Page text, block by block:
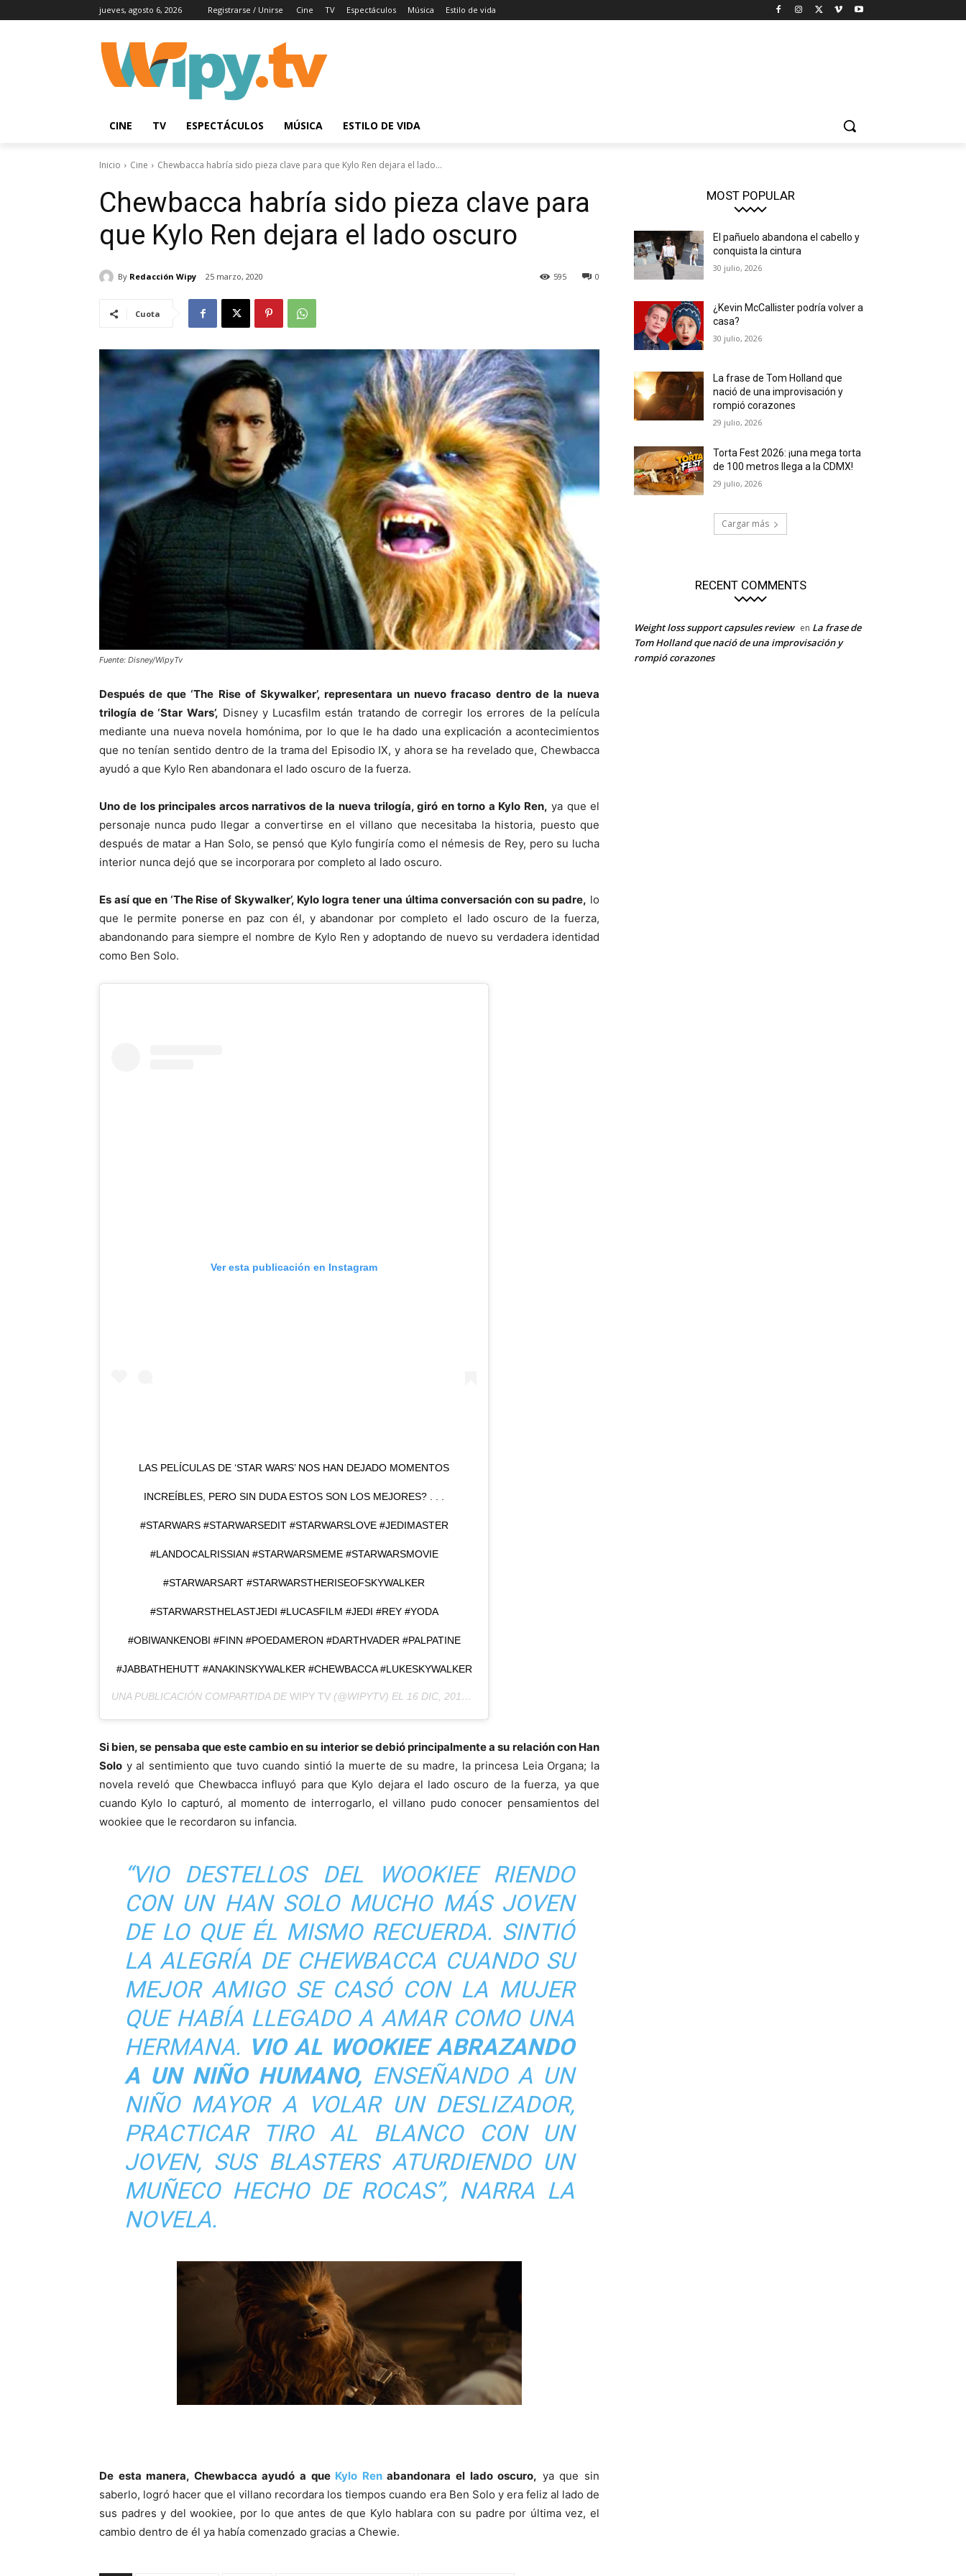
jueves, agosto 6, 2026 Registrarse / Unirse Cine TV Espectáculos Música Estilo de vida
CINE TV ESPECTÁCULOS MÚSICA ESTILO DE VIDA
Inicio Cine Chewbacca habría sido pieza clave para que Kylo Ren dejara el lado...
Chewbacca habría sido pieza clave para
que Kylo Ren dejara el lado oscuro
By Redacción Wipy 25 marzo, 2020 0
595
Cuota
Fuente: Disney/WipyTv
Después de que ‘The Rise of Skywalker’, representara un nuevo fracaso dentro de la nueva
trilogía de ‘Star Wars’, Disney y Lucasfilm están tratando de corregir los errores de la película
mediante una nueva novela homónima, por lo que le ha dado una explicación a acontecimientos
que no tenían sentido dentro de la trama del Episodio IX, y ahora se ha revelado que, Chewbacca
ayudó a que Kylo Ren abandonara el lado oscuro de la fuerza.
Uno de los principales arcos narrativos de la nueva trilogía, giró en torno a Kylo Ren, ya que el
personaje nunca pudo llegar a convertirse en el villano que necesitaba la historia, puesto que
después de matar a Han Solo, se pensó que Kylo fungiría como el némesis de Rey, pero su lucha
interior nunca dejó que se incorporara por completo al lado oscuro.
Es así que en ‘The Rise of Skywalker’, Kylo logra tener una última conversación con su padre, lo
que le permite ponerse en paz con él, y abandonar por completo el lado oscuro de la fuerza,
abandonando para siempre el nombre de Kylo Ren y adoptando de nuevo su verdadera identidad
como Ben Solo.
Ver esta publicación en Instagram
LAS PELÍCULAS DE ‘STAR WARS’ NOS HAN DEJADO MOMENTOS
INCREÍBLES, PERO SIN DUDA ESTOS SON LOS MEJORES? . . .
#STARWARS #STARWARSEDIT #STARWARSLOVE #JEDIMASTER
#LANDOCALRISSIAN #STARWARSMEME #STARWARSMOVIE
#STARWARSART #STARWARSTHERISEOFSKYWALKER
#STARWARSTHELASTJEDI #LUCASFILM #JEDI #REY #YODA
#OBIWANKENOBI #FINN #POEDAMERON #DARTHVADER #PALPATINE
#JABBATHEHUTT #ANAKINSKYWALKER #CHEWBACCA #LUKESKYWALKER
UNA PUBLICACIÓN COMPARTIDA DE WIPY TV (@WIPYTV) EL 16 DIC, 2019 A LAS 8:15 PST
Si bien, se pensaba que este cambio en su interior se debió principalmente a su relación con Han
Solo y al sentimiento que tuvo cuando sintió la muerte de su madre, la princesa Leia Organa; la
novela reveló que Chewbacca influyó para que Kylo dejara el lado oscuro de la fuerza, ya que
cuando Kylo lo capturó, al momento de interrogarlo, el villano pudo conocer pensamientos del
wookiee que le recordaron su infancia.
“VIO DESTELLOS DEL WOOKIEE RIENDO
CON UN HAN SOLO MUCHO MÁS JOVEN
DE LO QUE ÉL MISMO RECUERDA. SINTIÓ
LA ALEGRÍA DE CHEWBACCA CUANDO SU
MEJOR AMIGO SE CASÓ CON LA MUJER
QUE HABÍA LLEGADO A AMAR COMO UNA
HERMANA. VIO AL WOOKIEE ABRAZANDO
A UN NIÑO HUMANO, ENSEÑANDO A UN
NIÑO MAYOR A VOLAR UN DESLIZADOR,
PRACTICAR TIRO AL BLANCO CON UN
JOVEN, SUS BLASTERS ATURDIENDO UN
MUÑECO HECHO DE ROCAS”, NARRA LA
NOVELA.
De esta manera, Chewbacca ayudó a que Kylo Renabandonara el lado oscuro, ya que sin
saberlo, logró hacer que el villano recordara los tiempos cuando era Ben Solo y era feliz al lado de
sus padres y del wookiee, por lo que antes de que Kylo hablara con su padre por última vez, el
cambio dentro de él ya había comenzado gracias a Chewie.
MOST POPULAR
El pañuelo abandona el cabello y
conquista la cintura
30 julio, 2026
¿Kevin McCallister podría volver a
casa?
30 julio, 2026
La frase de Tom Holland que
nació de una improvisación y
rompió corazones
29 julio, 2026
Torta Fest 2026: ¡una mega torta
de 100 metros llega a la CDMX!
29 julio, 2026
Cargar más
RECENT COMMENTS
Weight loss support capsules review en La frase de
Tom Holland que nació de una improvisación y
rompió corazones